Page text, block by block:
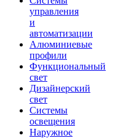
управления
и
автоматизации
Алюминиевые
профили
Функциональный
свет
Дизайнерский
свет
Системы
освещения
Наружное